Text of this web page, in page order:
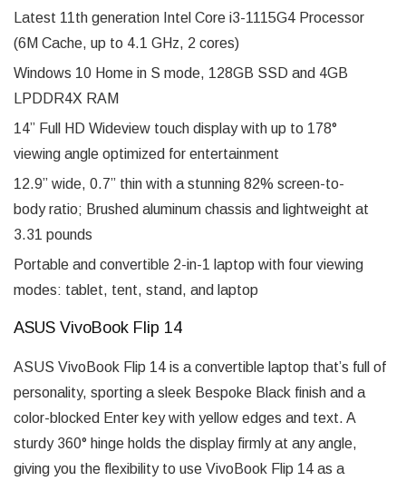
Latest 11th generation Intel Core i3-1115G4 Processor
(6M Cache, up to 4.1 GHz, 2 cores)
Windows 10 Home in S mode, 128GB SSD and 4GB
LPDDR4X RAM
14” Full HD Wideview touch display with up to 178°
viewing angle optimized for entertainment
12.9” wide, 0.7” thin with a stunning 82% screen-to-
body ratio; Brushed aluminum chassis and lightweight at
3.31 pounds
Portable and convertible 2-in-1 laptop with four viewing
modes: tablet, tent, stand, and laptop
ASUS VivoBook Flip 14
ASUS VivoBook Flip 14 is a convertible laptop that’s full of
personality, sporting a sleek Bespoke Black finish and a
color-blocked Enter key with yellow edges and text. A
sturdy 360° hinge holds the display firmly at any angle,
giving you the flexibility to use VivoBook Flip 14 as a